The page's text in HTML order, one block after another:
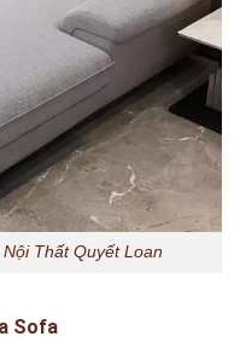
Thất Quyết Loan
Sofa